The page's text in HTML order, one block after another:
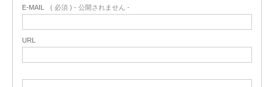
E-MAIL ( 必須 ) - 公開されません -
URL